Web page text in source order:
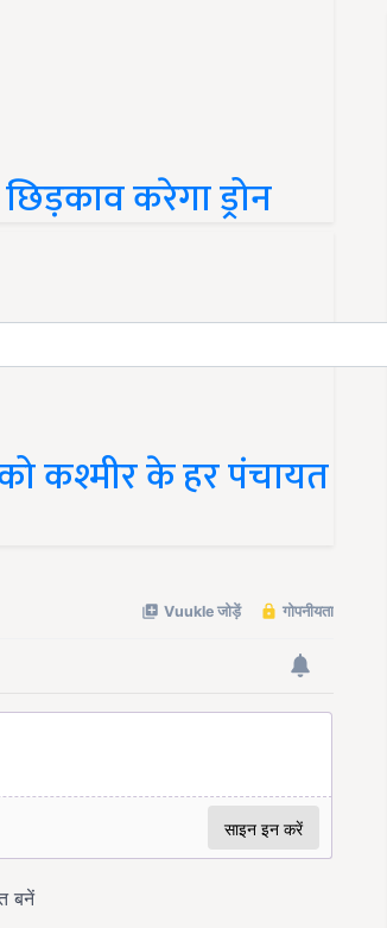
करेगा ड्रोन
कश्मीर के हर पंचायत